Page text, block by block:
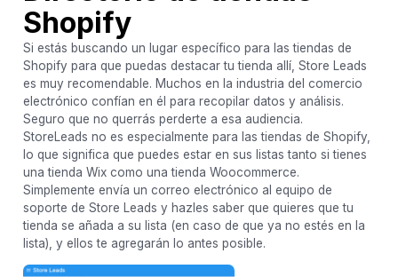
Shopify
Si estás buscando un lugar específico para las tiendas de
Shopify para que puedas destacar tu tienda allí, Store Leads
es muy recomendable. Muchos en la industria del comercio
electrónico confían en él para recopilar datos y análisis.
Seguro que no querrás perderte a esa audiencia.
StoreLeads no es especialmente para las tiendas de Shopify,
lo que significa que puedes estar en sus listas tanto si tienes
una tienda Wix como una tienda Woocommerce.
Simplemente envía un correo electrónico al equipo de
soporte de Store Leads y hazles saber que quieres que tu
tienda se añada a su lista (en caso de que ya no estés en la
lista), y ellos te agregarán lo antes posible.